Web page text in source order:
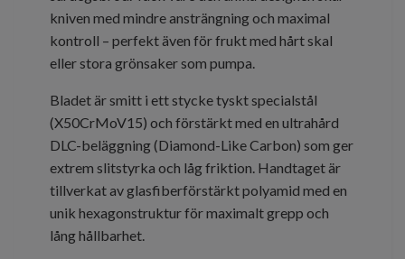
kniven med mindre ansträngning och maximal
kontroll – perfekt även för frukt med hårt skal
eller stora grönsaker som pumpa.
Bladet är smitt i ett stycke tyskt specialstål
(X50CrMoV15) och förstärkt med en ultrahård
DLC-beläggning (Diamond-Like Carbon) som ger
extrem slitstyrka och låg friktion. Handtaget är
tillverkat av glasfiberförstärkt polyamid med en
unik hexagonstruktur för maximalt grepp och
lång hållbarhet.